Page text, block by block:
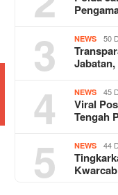
3 NEWS 50
4 NEWS 45
Viral
Tengah
5 NEWS 44